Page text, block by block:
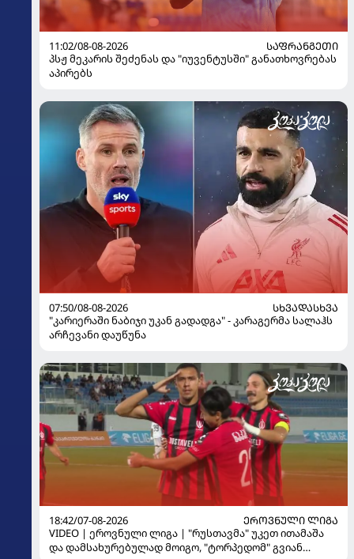
11:02/08-08-2026
ᲡᲐᲤᲠᲐᲜᲒᲔᲗᲘ
პსჟ მეკარის შეძენას და "იუვენტუსში" განათხოვრებას
აპირებს
07:50/08-08-2026
ᲡᲮᲕᲐᲓᲐᲡᲮᲕᲐ
"კარიერაში ნაბიჯი უკან გადადგა" - კარაგერმა სალაჰს
არჩევანი დაუწუნა
18:42/07-08-2026
ᲔᲠᲝᲕᲜᲣᲚᲘ ᲚᲘᲒᲐ
VIDEO | ეროვნული ლიგა | "რუსთავმა" უკეთ ითამაშა
და დამსახურებულად მოიგო, "ტორპედომ" გვიან